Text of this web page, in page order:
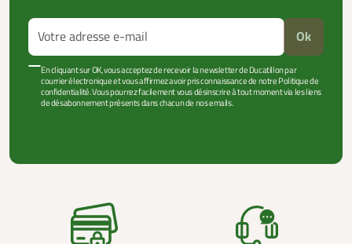
Ok
En cliquant sur OK, vous acceptez de recevoir la newsletter de Ducatillon par
courrier électronique et vous affirmez avoir pris connaissance de notre Politique de
confidentialité. Vous pourrez facilement vous désinscrire à tout moment via les liens
de désabonnement présents dans chacun de nos emails.